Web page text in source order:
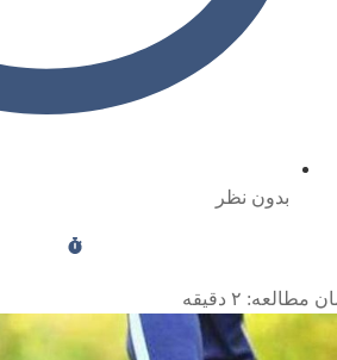
بدون نظر
مطالعه: ۲ دقیقه